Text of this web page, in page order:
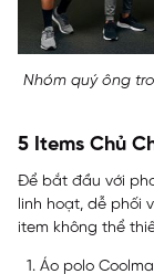
Nhóm quý ông
5 Items Chủ
Để bắt đầu với
linh hoạt, dễ phối
item không thể
Áo polo